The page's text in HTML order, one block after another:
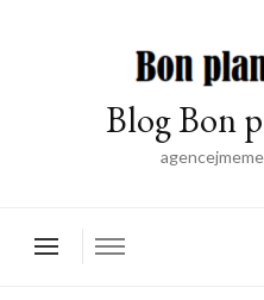
Blog Bon